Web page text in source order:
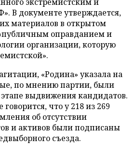
В документе утверждается,
материалов в открытом
оправданием и
организации, которую
«Родина» указала на
по мнению партии, были
выдвижения кандидатов.
говорится, что у 218 из 269
об отсутствии
и активов были подписаны
съезда.